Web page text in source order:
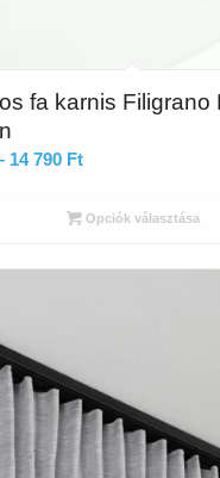
fa karnis Filigrano
14 790 FtÁrtartomány:
655 Ft
14
Opciók választása